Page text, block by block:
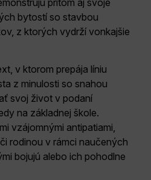
bytostí so stavbou
z ktorých vydrží vonkajšie
v ktorom prepája líniu
z minulosti so snahou
svoj život v podaní
na základnej škole.
vzájomnými antipatiami,
rodinou v rámci naučených
bojujú alebo ich pohodlne